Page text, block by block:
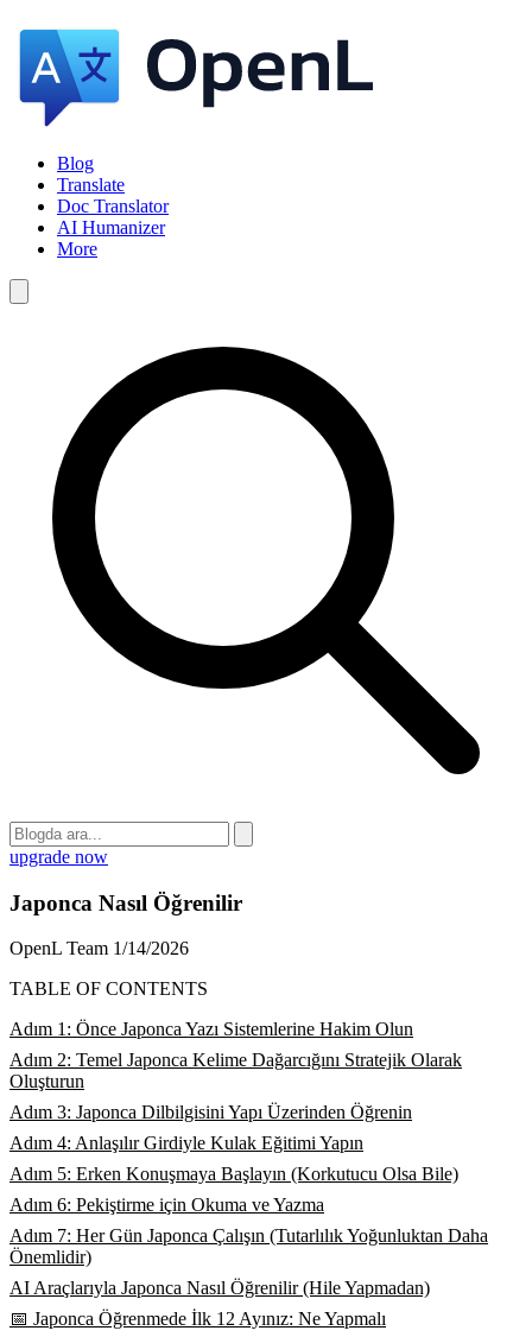
Blog
Translate
Doc Translator
AI Humanizer
More
upgrade now
Japonca Nasıl Öğrenilir
OpenL Team 1/14/2026
TABLE OF CONTENTS
Adım 1: Önce Japonca Yazı Sistemlerine Hakim Olun
Adım 2: Temel Japonca Kelime Dağarcığını Stratejik Olarak
Oluşturun
Adım 3: Japonca Dilbilgisini Yapı Üzerinden Öğrenin
Adım 4: Anlaşılır Girdiyle Kulak Eğitimi Yapın
Adım 5: Erken Konuşmaya Başlayın (Korkutucu Olsa Bile)
Adım 6: Pekiştirme için Okuma ve Yazma
Adım 7: Her Gün Japonca Çalışın (Tutarlılık Yoğunluktan Daha
Önemlidir)
AI Araçlarıyla Japonca Nasıl Öğrenilir (Hile Yapmadan)
📅 Japonca Öğrenmede İlk 12 Ayınız: Ne Yapmalı